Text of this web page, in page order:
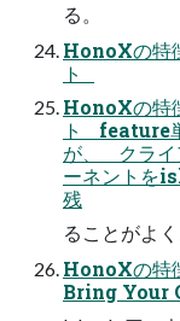
る。
HonoXの特
ト
HonoXの特
ト feature
が、 クライ
ーネントを
残
ることがよ
HonoXの特
Bring Your